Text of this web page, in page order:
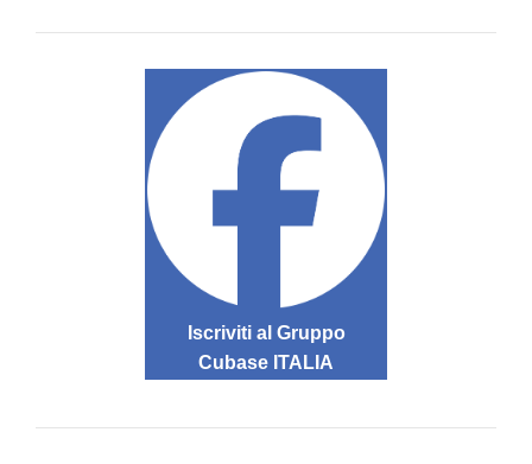
Iscriviti al Gruppo
Cubase ITALIA